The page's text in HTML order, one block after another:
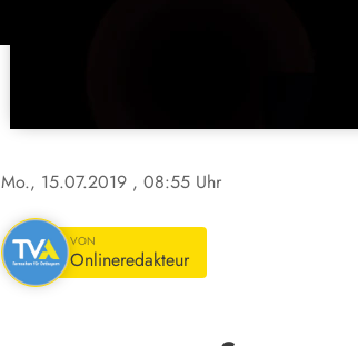
Mo., 15.07.2019 , 08:55 Uhr
VON
Onlineredakteur